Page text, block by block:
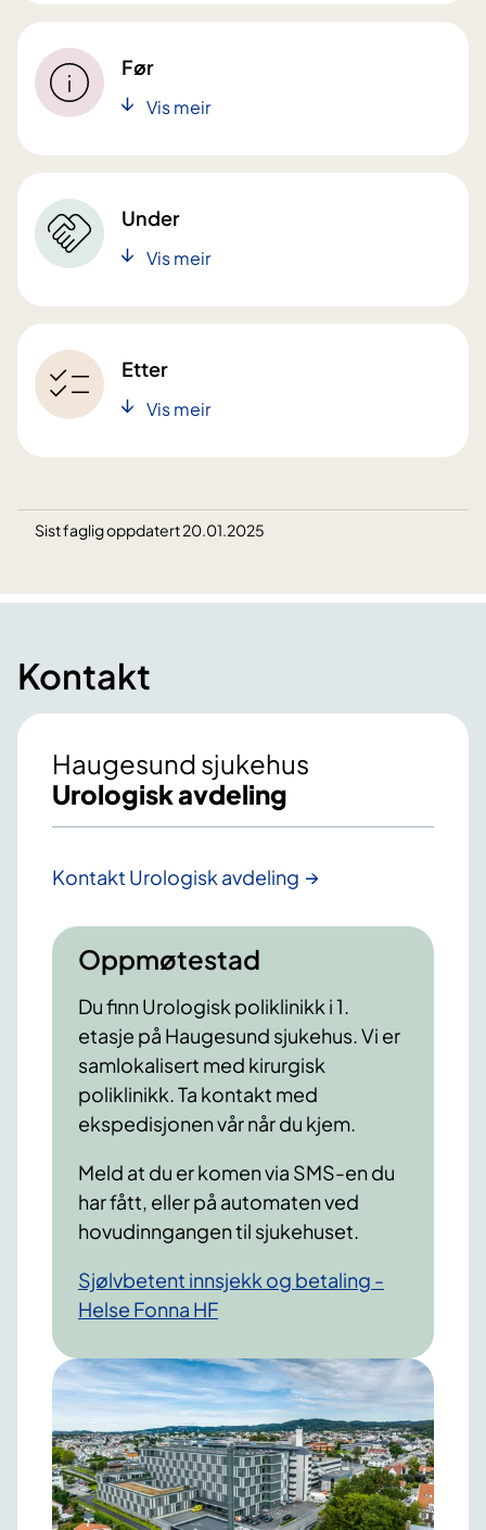
Før
Vis meir
Under
Vis meir
Etter
Vis meir
Sist faglig oppdatert 20.01.2025
Kontakt
Haugesund sjukehus
Urologisk avdeling
Kontakt Urologisk avdeling
Oppmøtestad
Du finn Urologisk poliklinikk i 1.
etasje på Haugesund sjukehus. Vi er
samlokalisert med kirurgisk
poliklinikk. Ta kontakt med
ekspedisjonen vår når du kjem.
Meld at du er komen via SMS-en du
har fått, eller på automaten ved
hovudinngangen til sjukehuset.
Sjølvbetent innsjekk og betaling -
Helse Fonna HF